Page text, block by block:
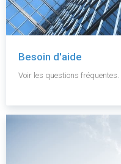
Besoin d'aide
Voir les questions fréquentes.